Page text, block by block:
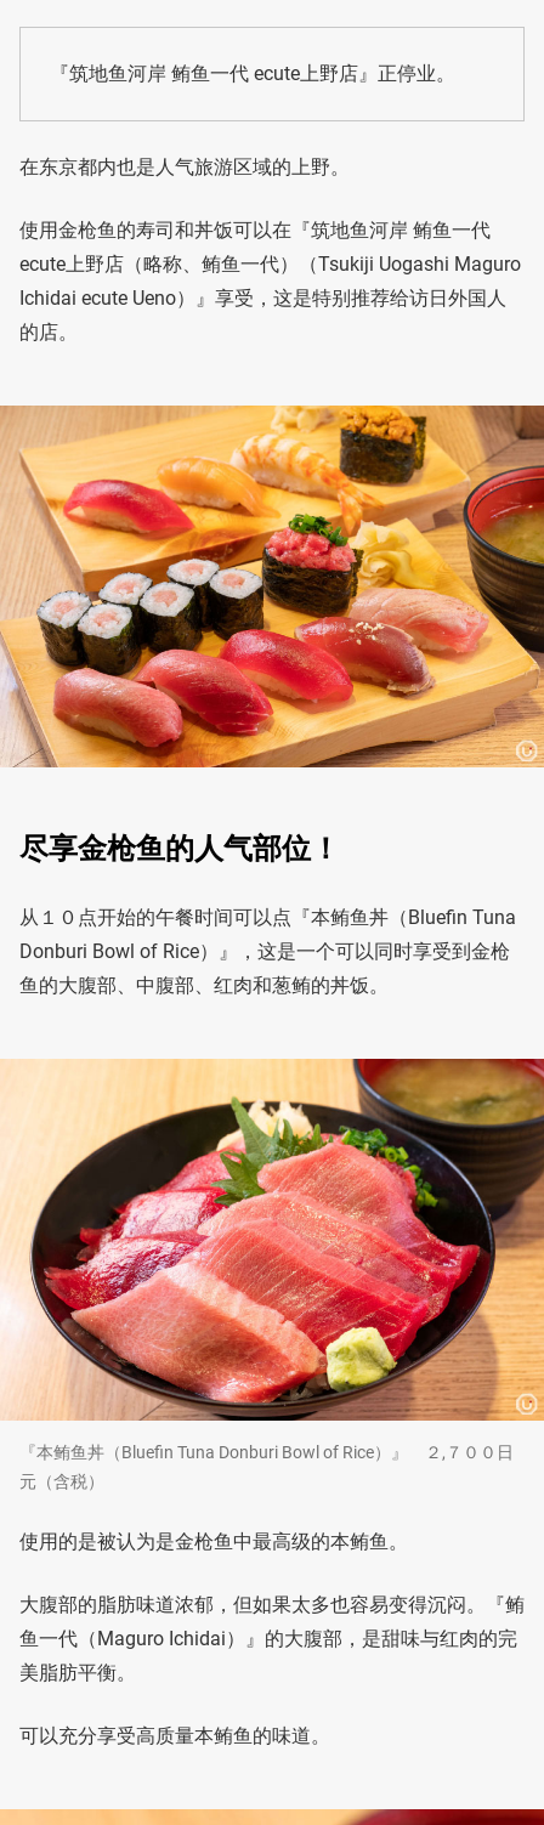
『筑地鱼河岸 鲔鱼一代 ecute上野店』正停业。
在东京都内也是人气旅游区域的上野。
使用金枪鱼的寿司和丼饭可以在『筑地鱼河岸 鲔鱼一代
ecute上野店（略称、鲔鱼一代）（Tsukiji Uogashi Maguro
Ichidai ecute Ueno）』享受，这是特别推荐给访日外国人
的店。
尽享金枪鱼的人气部位！
从１０点开始的午餐时间可以点『本鲔鱼丼（Bluefin Tuna
Donburi Bowl of Rice）』，这是一个可以同时享受到金枪
鱼的大腹部、中腹部、红肉和葱鲔的丼饭。
『本鲔鱼丼（Bluefin Tuna Donburi Bowl of Rice）』 ２,７００日
元（含税）
使用的是被认为是金枪鱼中最高级的本鲔鱼。
大腹部的脂肪味道浓郁，但如果太多也容易变得沉闷。『鲔
鱼一代（Maguro Ichidai）』的大腹部，是甜味与红肉的完
美脂肪平衡。
可以充分享受高质量本鲔鱼的味道。